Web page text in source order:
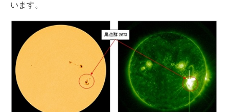
スマホと通信の最新トレンド
進化するPCとデバイスの未来
好きが集まる 比べて選べる
ビジネスと働き方のヒント
います。